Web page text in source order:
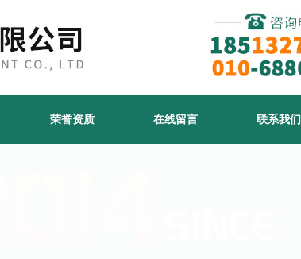
荣誉资质 在线留言 联系我们